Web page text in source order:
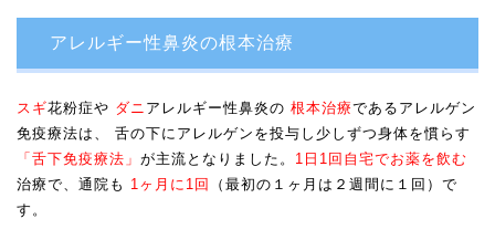
アレルギー性鼻炎の根本治療
スギ花粉症や ダニ アレルギー性鼻炎の 根本治療であるアレルゲン
免疫療法は、 舌の下にアレルゲンを投与し少しずつ身体を慣らす
「舌下免疫療法」 が主流となりました。 1日1回自宅でお薬を飲む
治療で、通院も 1ヶ月に1回
（最初の１ヶ月は２週間に１回）で
す。